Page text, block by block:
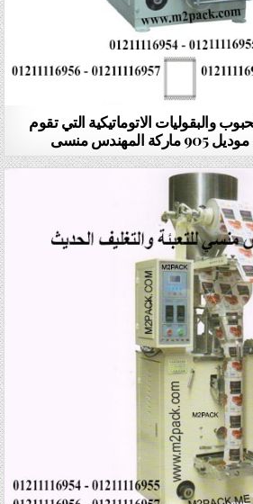
والبقوليات الاتوماتيكية التي تقوم
المهندس منسى